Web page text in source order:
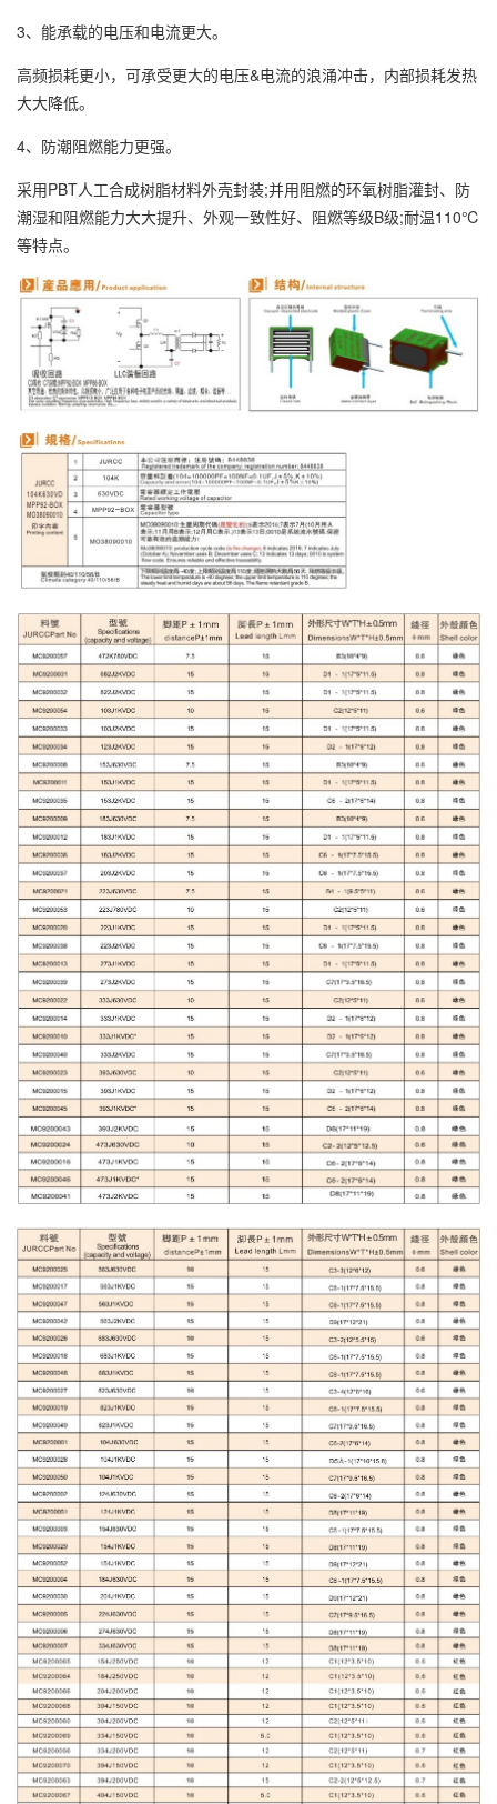
3、能承载的电压和电流更大。
高频损耗更小，可承受更大的电压&电流的浪涌冲击，内部损耗发热
大大降低。
4、防潮阻燃能力更强。
采用PBT人工合成树脂材料外壳封装;并用阻燃的环氧树脂灌封、防
潮湿和阻燃能力大大提升、外观一致性好、阻燃等级B级;耐温110℃
等特点。